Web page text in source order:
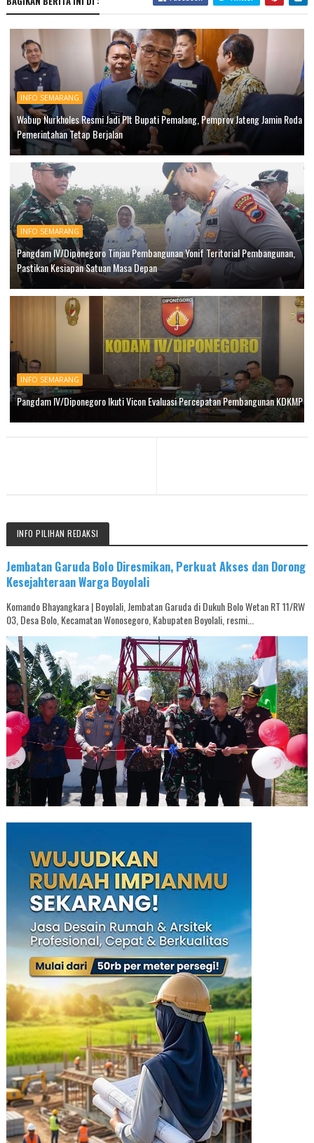
INFO SEMARANG
Wabup Nurkholes Resmi Jadi Plt Bupati Pemalang, Pemprov Jateng Jamin Roda
Pemerintahan Tetap Berjalan
INFO SEMARANG
Pangdam IV/Diponegoro Tinjau Pembangunan Yonif Teritorial Pembangunan,
Pastikan Kesiapan Satuan Masa Depan
INFO SEMARANG
Pangdam IV/Diponegoro Ikuti Vicon Evaluasi Percepatan Pembangunan KDKMP
INFO PILIHAN REDAKSI
Jembatan Garuda Bolo Diresmikan, Perkuat Akses dan Dorong
Kesejahteraan Warga Boyolali
Komando Bhayangkara | Boyolali, Jembatan Garuda di Dukuh Bolo Wetan RT 11/RW
03, Desa Bolo, Kecamatan Wonosegoro, Kabupaten Boyolali, resmi...